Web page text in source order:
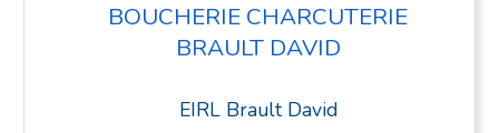
BOUCHERIE CHARCUTERIE
BRAULT DAVID
EIRL Brault David